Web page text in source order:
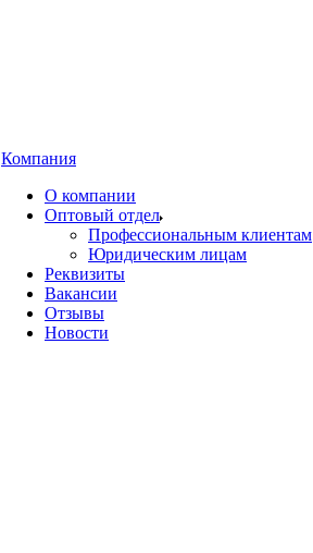
Компания
О компании
Оптовый отдел
Профессиональным клиентам
Юридическим лицам
Реквизиты
Вакансии
Отзывы
Новости